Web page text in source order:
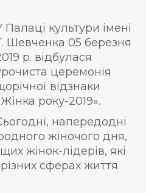
Палаці культури імені
Шевченка 05 березня
р. відбулася
церемонія
відзнаки
року-2019».
напередодні
жіночого дня,
жінок-лідерів, які
сферах життя